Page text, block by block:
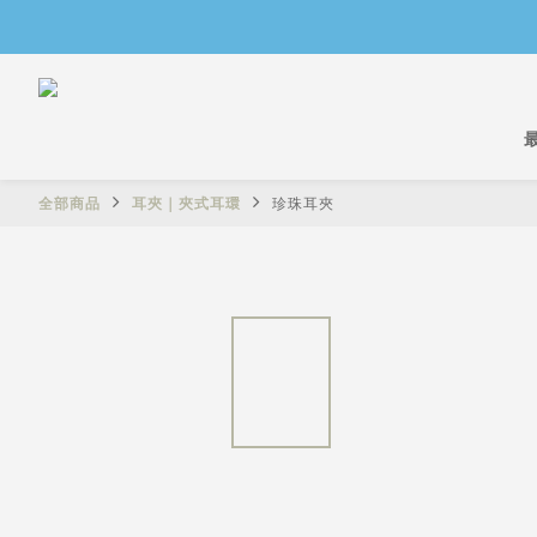
全部商品 耳夾｜夾式耳環 珍珠耳夾